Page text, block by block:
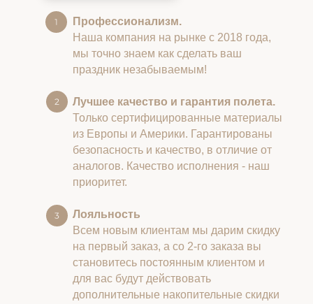
Профессионализм.
Наша компания на рынке с 2018 года,
мы точно знаем как сделать ваш
праздник незабываемым!
Лучшее качество и гарантия полета.
Только сертифицированные материалы
из Европы и Америки. Гарантированы
безопасность и качество, в отличие от
аналогов. Качество исполнения - наш
приоритет.
Лояльность
Всем новым клиентам мы дарим скидку
на первый заказ, а со 2-го заказа вы
становитесь постоянным клиентом и
для вас будут действовать
дополнительные накопительные скидки